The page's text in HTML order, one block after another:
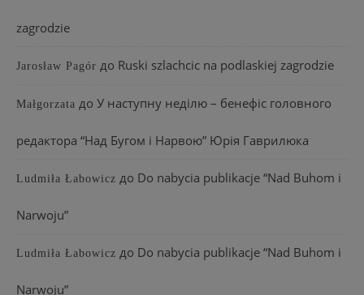
zagrodzie
Jarosław Pagór до Ruski szlachcic na podlaskiej zagrodzie
Małgorzata до У наступну неділю – бенефіс головного
редактора “Над Бугом і Нарвою” Юрія Гаврилюка
Ludmiła Łabowicz до Do nabycia publikacje “Nad Buhom i
Narwoju”
Ludmiła Łabowicz до Do nabycia publikacje “Nad Buhom i
Narwoju”